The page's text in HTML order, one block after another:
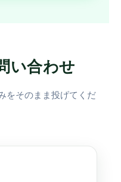
い合わせ
をそのまま投げてくだ